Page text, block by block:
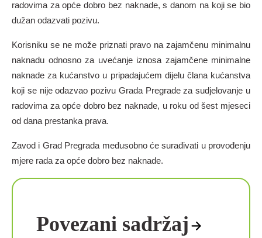
radovima za opće dobro bez naknade, s danom na koji se bio
dužan odazvati pozivu.
Korisniku se ne može priznati pravo na zajamčenu minimalnu
naknadu odnosno za uvećanje iznosa zajamčene minimalne
naknade za kućanstvo u pripadajućem dijelu člana kućanstva
koji se nije odazvao pozivu Grada Pregrade za sudjelovanje u
radovima za opće dobro bez naknade, u roku od šest mjeseci
od dana prestanka prava.
Zavod i Grad Pregrada međusobno će surađivati u provođenju
mjere rada za opće dobro bez naknade.
Povezani sadržaj